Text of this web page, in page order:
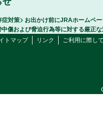
症対策
お出かけ前にJRAホームペ
傷および脅迫行為等に対する厳正
トマップ リンク ご利用に際し